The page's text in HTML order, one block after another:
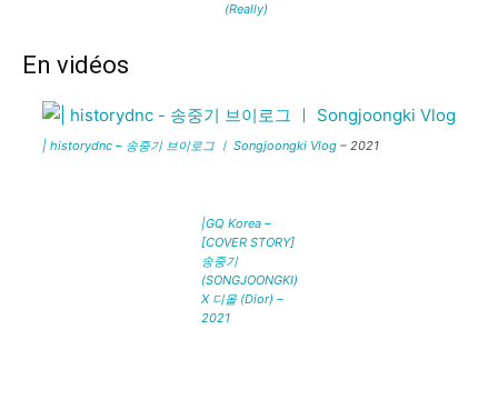
(Really)
En vidéos
| historydnc – 송중기 브이로그 ㅣ Songjoongki Vlog – 2021
|GQ Korea –
[COVER STORY]
송중기
(SONGJOONGKI)
X 디올 (Dior) –
2021